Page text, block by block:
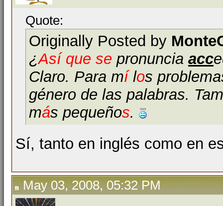
Quote:
Originally Posted by
¿Así que se pronuncia acc
Claro. Para mí los
género de las palabras.
más pequeños.
Sí, tanto en inglés como en
May 03, 2008, 05:32 PM